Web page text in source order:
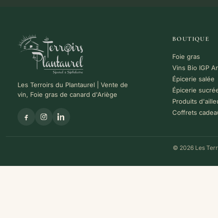
Les Terroirs du Plantaurel | Vente de
vin, Foie gras de canard d'Ariège
BOUTIQUE
Foie gras
Vins Bio IGP
Épicerie salée
Épicerie
Produits
Coffrets
© 2026 Les